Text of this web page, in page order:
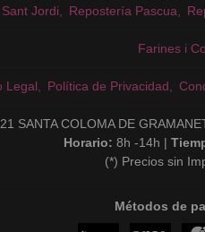
Jordi Repostería Pascua
Farines i
Legal Política de Privacidad
SANTA COLOMA DE
Horario:8h -14h |
(*) Precios sin
Métodos de